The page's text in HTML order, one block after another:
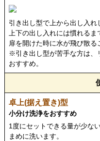
引き出し型で上から出し入れ
上下の出し入れには慣れるま
扉を開けた時に水が飛び散る
※引き出し型が苦手な方は、
おすすめ。
小分け洗浄をおすすめ
1度にセットできる量が少な
まめに洗います。